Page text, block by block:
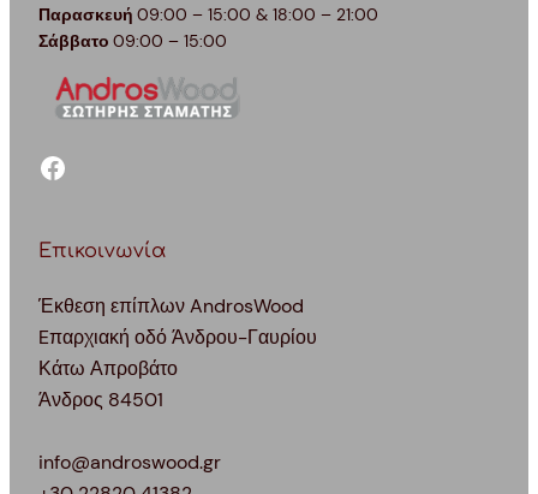
Παρασκευή 09:00 – 15:00 & 18:00 – 21:00
Σάββατο 09:00 – 15:00
facebook
Επικοινωνία
Έκθεση επίπλων AndrosWood
Eπαρχιακή οδό Άνδρου-Γαυρίου
Κάτω Απροβάτο
Άνδρος 84501
info@androswood.gr